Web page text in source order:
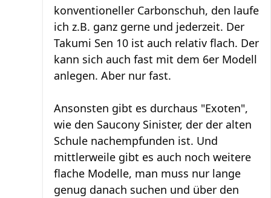
konventioneller Carbonschuh, den laufe
ich z.B. ganz gerne und jederzeit. Der
Takumi Sen 10 ist auch relativ flach. Der
kann sich auch fast mit dem 6er Modell
anlegen. Aber nur fast.
Ansonsten gibt es durchaus "Exoten",
wie den Saucony Sinister, der der alten
Schule nachempfunden ist. Und
mittlerweile gibt es auch noch weitere
flache Modelle, man muss nur lange
genug danach suchen und über den